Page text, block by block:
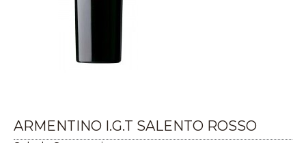
ARMENTINO I.G.T SALENTO ROSSO